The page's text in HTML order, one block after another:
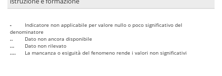
-
Indicatore non applicabile per valore nullo o poco significativo del
denominatore
..
Dato non ancora disponibile
...
Dato non rilevato
....
La mancanza o esiguità del fenomeno rende i valori non significativi